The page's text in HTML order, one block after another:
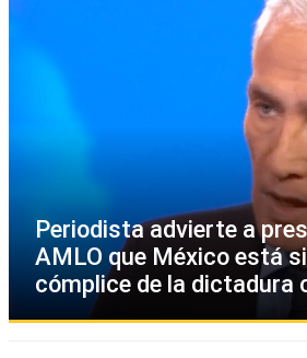
Periodista advierte a
AMLO que México está
cómplice de la dictadura